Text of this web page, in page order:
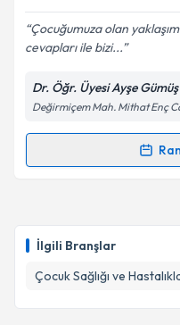
İlgili Branşlar
Çocuk Sağlığı ve
E-posta Adresiniz
Kişisel
Metni'ni
kapsamda
Çocuğumuza olan
cevapları ile bizi...
Dr. Öğr. Üyesi Ayşe
Değirmiçem Mah. Mithat Enç
Randevu
randevu almanız için
posta ile
E-posta Adresiniz